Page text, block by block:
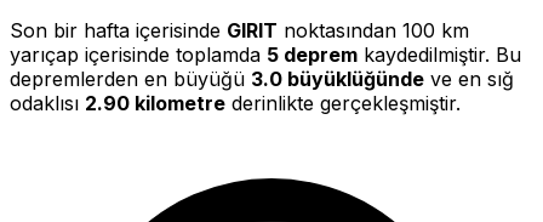
Son bir hafta içerisinde GIRIT noktasından 100 km
yarıçap içerisinde toplamda 5 deprem kaydedilmiştir. Bu
depremlerden en büyüğü 3.0 büyüklüğünde ve en sığ
odaklısı 2.90 kilometre derinlikte gerçekleşmiştir.